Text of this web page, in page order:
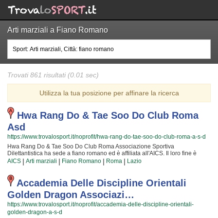
Arti marziali a Fiano Romano
Trovati 861 risultati (0.01 sec)
Utilizza la tua posizione per affinare la ricerca
Hwa Rang Do & Tae Soo Do Club Roma
Asd
https://www.trovalosport.it/noprofit/hwa-rang-do-tae-soo-do-club-roma-a-s-d
Hwa Rang Do & Tae Soo Do Club Roma Associazione Sportiva
Dilettantistica ha sede a fiano romano ed è affiliata all'AICS. Il loro fine è
quello di promuovere il tiro con l'arco organizzando gare sul territorio e corsi
per bambini, ragazzi e adulti. L'attività è incentrata sia sul miglioramento
delle capacità motorie e fisiche degli atleti sia sulla formazione di quelle
qualità personali che si acquisiscono quotidianamente affrontando sfide
articolate. Proprio per questo motivo gli allenatori sono tra i più preparati
della provincia e sono convinti di poter trasmettere quelle qualità in cui Hwa
Rang Do & Tae Soo Do Club Roma Associazione Sportiva Dilettantistica
crede fin dalla sua nascita. La passione, i sacrifici e la continua ricerca della
chiave per migliorare e superare i propri limiti personali rendono il tiro con
AICS | Arti marziali | Fiano Romano | Roma | Lazio
Accademia Delle Discipline Orientali
Golden Dragon Associazi…
https://www.trovalosport.it/noprofit/accademia-delle-discipline-orientali-
golden-dragon-a-s-d